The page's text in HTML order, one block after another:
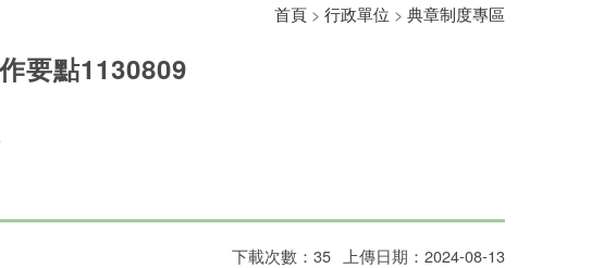
要點1130809
首頁 > 行政單位 > 典章制度專區
上傳日期：2024-08-13
下載次數：35